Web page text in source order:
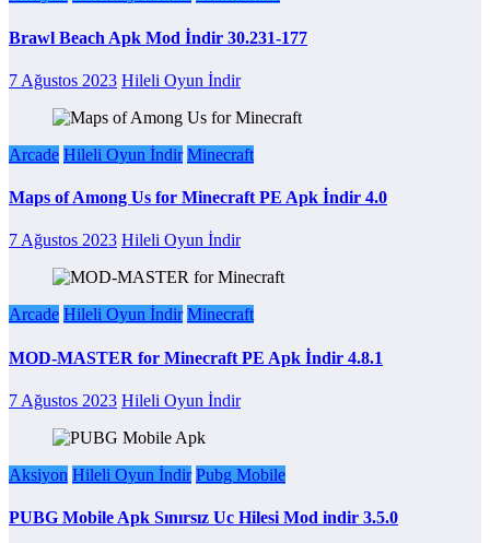
Brawl Beach Apk Mod İndir 30.231-177
7 Ağustos 2023 Hileli Oyun İndir
Arcade Hileli Oyun İndir Minecraft
Maps of Among Us for Minecraft PE Apk İndir 4.0
7 Ağustos 2023 Hileli Oyun İndir
Arcade Hileli Oyun İndir Minecraft
MOD-MASTER for Minecraft PE Apk İndir 4.8.1
7 Ağustos 2023 Hileli Oyun İndir
Aksiyon Hileli Oyun İndir Pubg Mobile
PUBG Mobile Apk Sınırsız Uc Hilesi Mod indir 3.5.0